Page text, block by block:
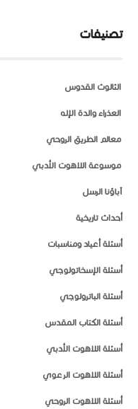
تصنيفات
الثالوث القدوس
العذراء والدة الإله
معالم الطريق الروحي
موسوعة اللاهوت الأدبي
آباؤنا الرسل
أحداث تاريخية
أسئلة أعياد ومناسبات
أسئلة الإسخاتولوجي
أسئلة الباترولوجي
أسئلة الكتاب المقدس
أسئلة اللاهوت الأدبي
أسئلة اللاهوت الرعوي
أسئلة اللاهوت الروحي